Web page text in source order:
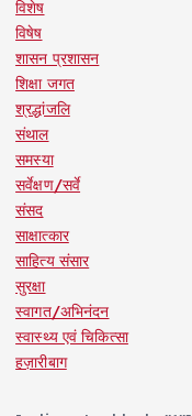
विशेष
विषेष
शासन प्रशासन
शिक्षा जगत
श्रद्धांजलि
संथाल
समस्या
सर्वेक्षण/सर्वे
संसद
साक्षात्कार
साहित्य संसार
सुरक्षा
स्वागत/अभिनंदन
स्वास्थ्य एवं चिकित्सा
हज़ारीबाग